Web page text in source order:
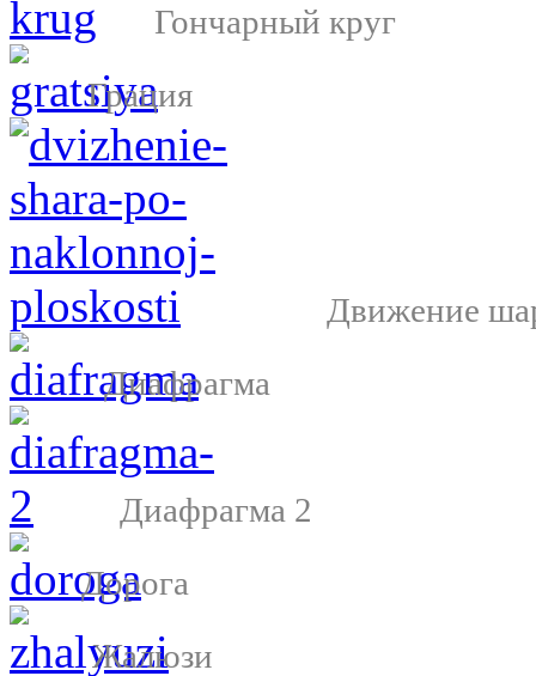
Гончарный круг
Грация
Движение
Диафрагма
Диафрагма 2
Дорога
Жалюзи